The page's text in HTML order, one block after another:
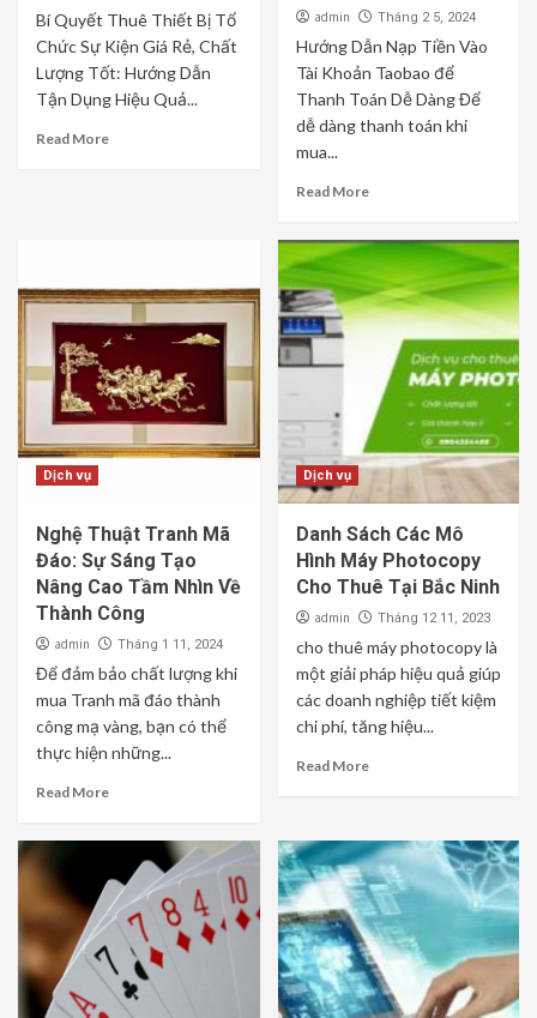
Bí Quyết Thuê Thiết Bị Tổ
Chức Sự Kiện Giá Rẻ, Chất
Lượng Tốt: Hướng Dẫn
Tận Dụng Hiệu Quả...
Read More
admin Tháng 2 5, 2024
Hướng Dẫn Nạp Tiền Vào
Tài Khoản Taobao để
Thanh Toán Dễ Dàng Để
dễ dàng thanh toán khi
mua...
Read More
Dịch vụ
Nghệ Thuật Tranh Mã
Đáo: Sự Sáng Tạo
Nâng Cao Tầm Nhìn Về
Thành Công
admin Tháng 1 11, 2024
Để đảm bảo chất lượng khi
mua Tranh mã đáo thành
công mạ vàng, bạn có thể
thực hiện những...
Read More
Dịch vụ
Danh Sách Các Mô
Hình Máy Photocopy
Cho Thuê Tại Bắc Ninh
admin Tháng 12 11, 2023
cho thuê máy photocopy là
một giải pháp hiệu quả giúp
các doanh nghiệp tiết kiệm
chi phí, tăng hiệu...
Read More